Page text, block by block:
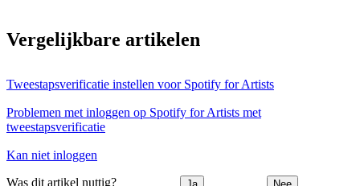
Vergelijkbare artikelen
Tweestapsverificatie instellen voor Spotify for Artists
Problemen met inloggen op Spotify for Artists met
tweestapsverificatie
Kan niet inloggen
Was dit artikel nuttig?